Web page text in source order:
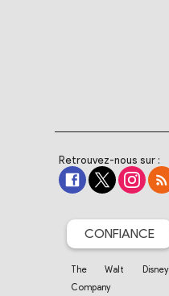
Retrouvez-nous sur :
CONFIANCE
The Walt Disney
Company